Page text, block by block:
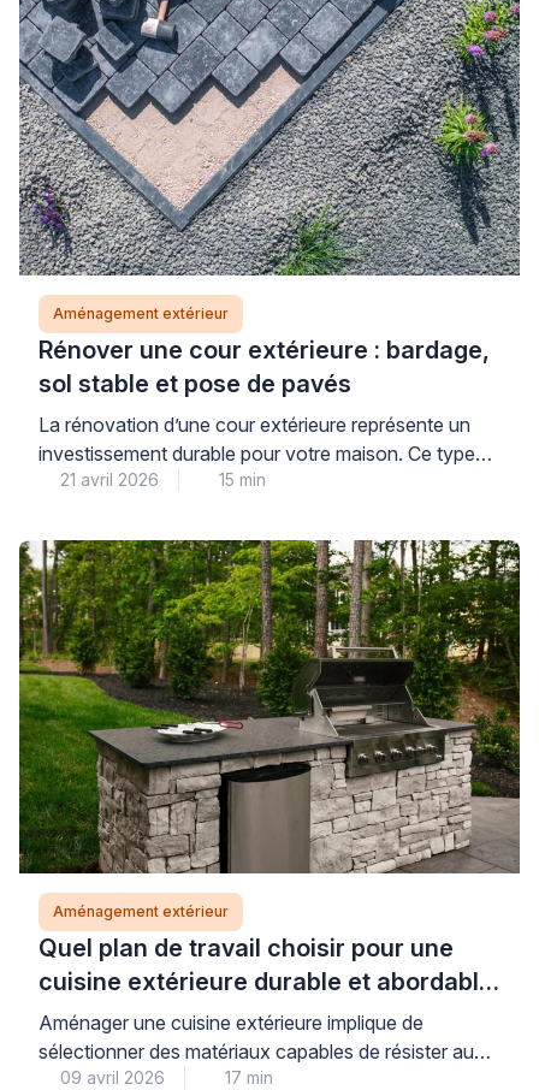
Aménagement extérieur
Rénover une cour extérieure : bardage,
sol stable et pose de pavés
La rénovation d’une cour extérieure représente un
investissement durable pour votre maison. Ce type
de projet combine esthétique et fonctionnalité pour
transformation réussie nécessite une planification
rigoureuse et le respect de techniques éprouvées.
Les professionnels qualifiés vous accompagnent
dans ces travaux pour garantir un résultat pérenne.
Installer un […]
21 avril 2026 15 min
Aménagement extérieur
Quel plan de travail choisir pour une
cuisine extérieure durable et abordable
?
Aménager une cuisine extérieure implique de
sélectionner des matériaux capables de résister aux
contraintes climatiques. Le plan de travail doit
09 avril 2026 17 min